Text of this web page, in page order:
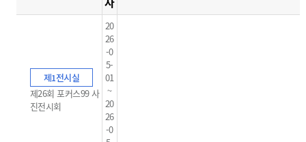
제1전시실
제26회 포커스99 사
진전시회
20
26
-0
5-
01
~
20
26
-0